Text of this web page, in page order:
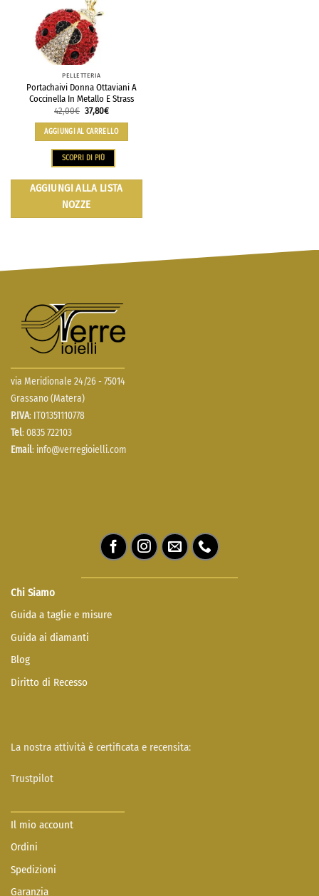
PELLETTERIA
Portachaivi Donna Ottaviani A
Coccinella In Metallo E Strass
42,00€ 37,80€
AGGIUNGI AL CARRELLO
SCOPRI DI PIÙ
AGGIUNGI ALLA LISTA
NOZZE
via Meridionale 24/26 - 75014
Grassano (Matera)
P.IVA: IT01351110778
Tel: 0835 722103
Email: info@verregioielli.com
Chi Siamo
Guida a taglie e misure
Guida ai diamanti
Blog
Diritto di Recesso
La nostra attività è certificata e recensita:
Trustpilot
Il mio account
Ordini
Spedizioni
Garanzia